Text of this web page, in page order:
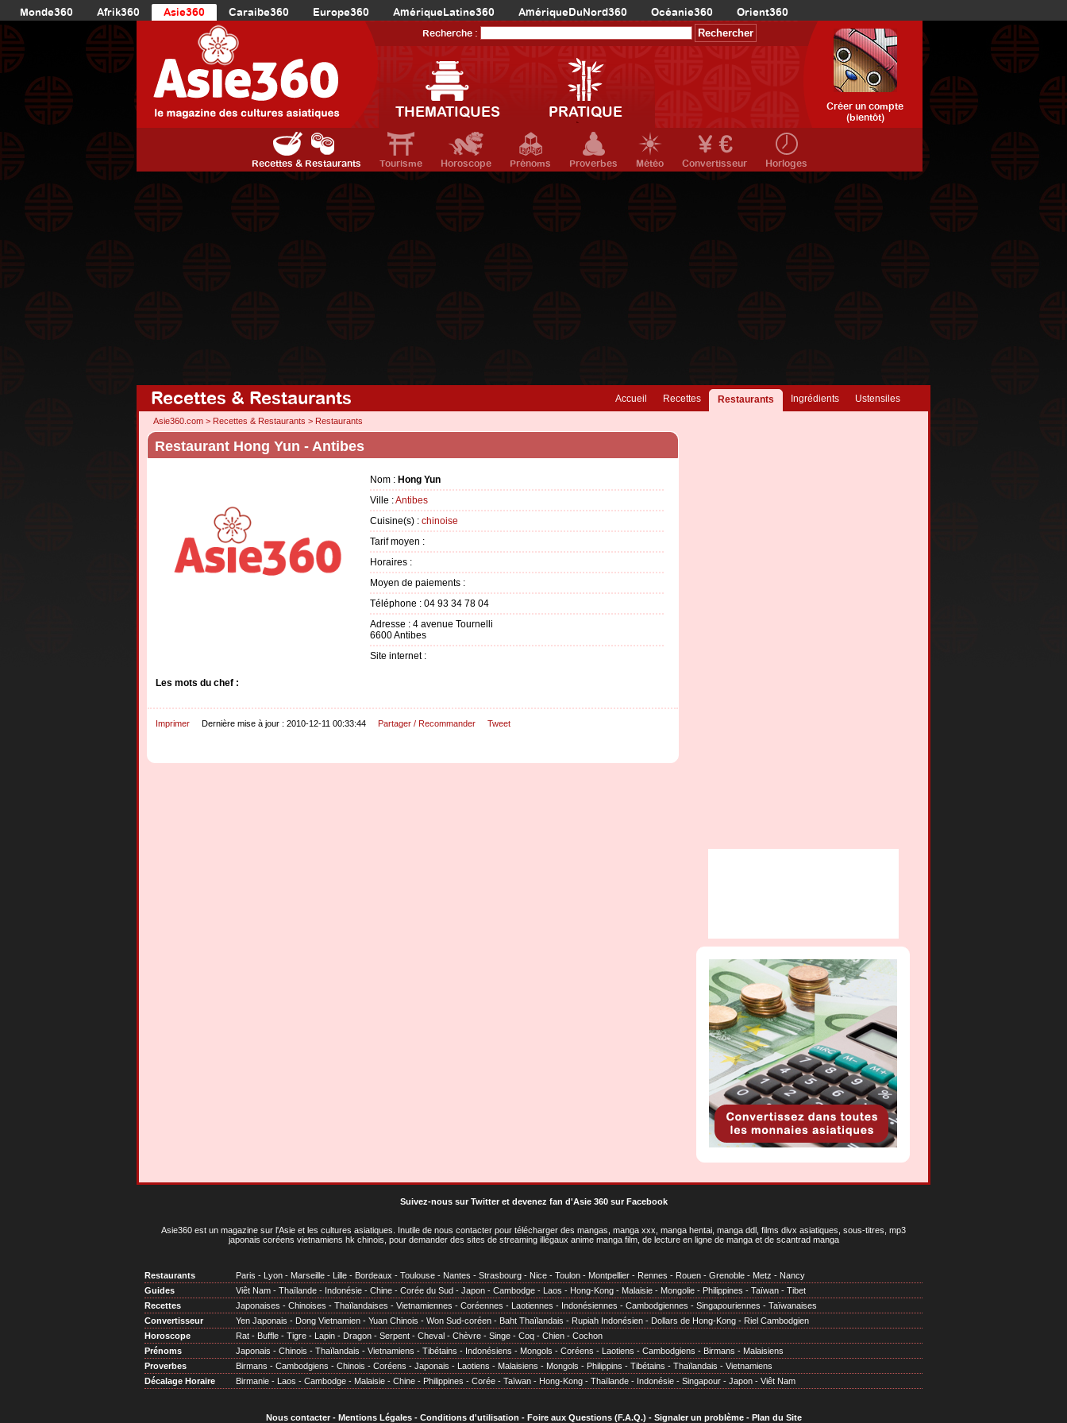
Monde360 Afrik360 Asie360 Caraibe360 Europe360 AmériqueLatine360 AmériqueDuNord360 Océanie360 Orient360
Recherche :
THEMATIQUES PRATIQUE
Créer un compte
(bientôt)
Recettes & Restaurants Tourisme Horoscope Prénoms Proverbes Météo Convertisseur Horloges
Recettes & Restaurants Ustensiles
Ingrédients
Restaurants
Recettes
Accueil
Asie360.com > Recettes & Restaurants > Restaurants
Restaurant Hong Yun - Antibes
Nom : Hong Yun
Ville :Antibes
Cuisine(s) : chinoise
Tarif moyen :
Horaires :
Moyen de paiements :
Téléphone : 04 93 34 78 04
Adresse : 4 avenue Tournelli
6600 Antibes
Site internet :
Les mots du chef :
Imprimer Dernière mise à jour : 2010-12-11 00:33:44 Partager / Recommander Tweet
Suivez-nous sur Twitteret devenez fan d'Asie 360 sur Facebook
Asie360 est un magazine sur l'Asie et les cultures asiatiques . Inutile de nous contacter pour télécharger des mangas, manga xxx, manga hentai, manga ddl, films divx asiatiques, sous-titres, mp3
japonais coréens vietnamiens hk chinois, pour demander des sites de streaming illégaux anime manga film, de lecture en ligne de manga et de scantrad manga
Restaurants Paris - Lyon - Marseille - Lille - Bordeaux - Toulouse - Nantes - Strasbourg - Nice - Toulon - Montpellier - Rennes - Rouen - Grenoble - Metz - Nancy
Guides
Viêt Nam - Thaïlande - Indonésie - Chine - Corée du Sud - Japon - Cambodge - Laos - Hong-Kong - Malaisie - Mongolie - Philippines - Taïwan - Tibet
Recettes
Japonaises - Chinoises - Thaïlandaises - Vietnamiennes - Coréennes - Laotiennes - Indonésiennes - Cambodgiennes - Singapouriennes - Taïwanaises
Convertisseur
Yen Japonais - Dong Vietnamien - Yuan Chinois - Won Sud-coréen - Baht Thaïlandais - Rupiah Indonésien - Dollars de Hong-Kong - Riel Cambodgien
Horoscope
Rat - Buffle - Tigre - Lapin - Dragon - Serpent - Cheval - Chèvre - Singe - Coq - Chien - Cochon
Prénoms
Japonais - Chinois - Thaïlandais - Vietnamiens - Tibétains - Indonésiens - Mongols - Coréens - Laotiens - Cambodgiens - Birmans - Malaisiens
Proverbes
Birmans - Cambodgiens - Chinois - Coréens - Japonais - Laotiens - Malaisiens - Mongols - Philippins - Tibétains - Thaïlandais - Vietnamiens
Décalage Horaire
Birmanie - Laos - Cambodge - Malaisie - Chine - Philippines - Corée - Taïwan - Hong-Kong - Thaïlande - Indonésie - Singapour - Japon - Viêt Nam
Nous contacter- Mentions Légales- Conditions d'utilisation - Foire aux Questions (F.A.Q.) - Signaler un problème- Plan du Site